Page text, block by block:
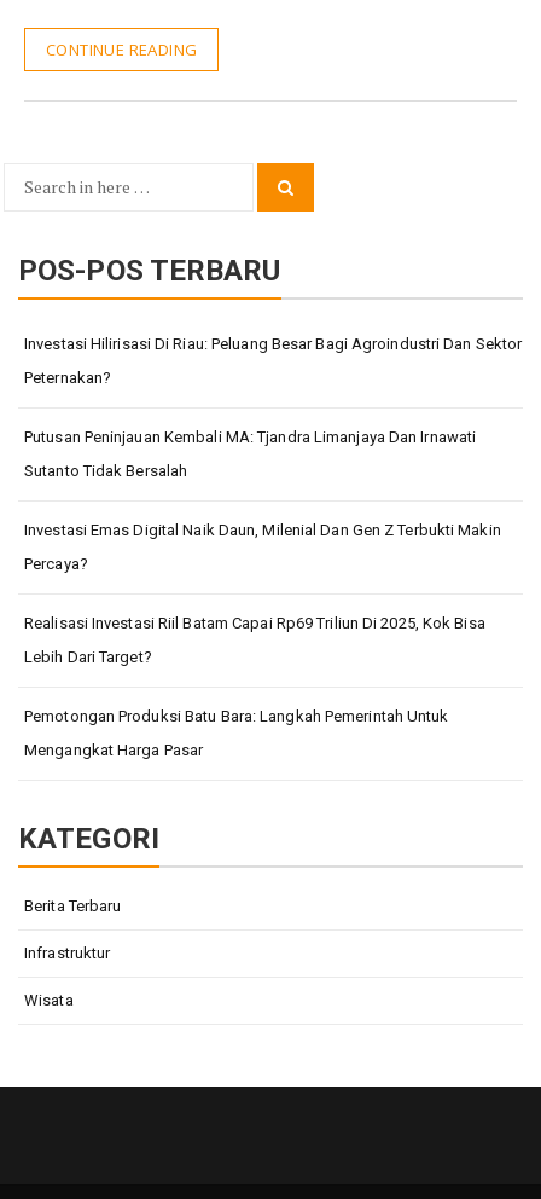
CONTINUE READING
Search
POS-POS TERBARU
Investasi Hilirisasi Di Riau: Peluang Besar Bagi Agroindustri Dan Sektor
Peternakan?
Putusan Peninjauan Kembali MA: Tjandra Limanjaya Dan Irnawati
Sutanto Tidak Bersalah
Investasi Emas Digital Naik Daun, Milenial Dan Gen Z Terbukti Makin
Percaya?
Realisasi Investasi Riil Batam Capai Rp69 Triliun Di 2025, Kok Bisa
Lebih Dari Target?
Pemotongan Produksi Batu Bara: Langkah Pemerintah Untuk
Mengangkat Harga Pasar
KATEGORI
Berita Terbaru
Infrastruktur
Wisata